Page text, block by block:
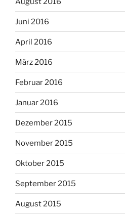
Juni 2016
April 2016
März 2016
Februar 2016
Januar 2016
Dezember 2015
November 2015
Oktober 2015
September 2015
August 2015